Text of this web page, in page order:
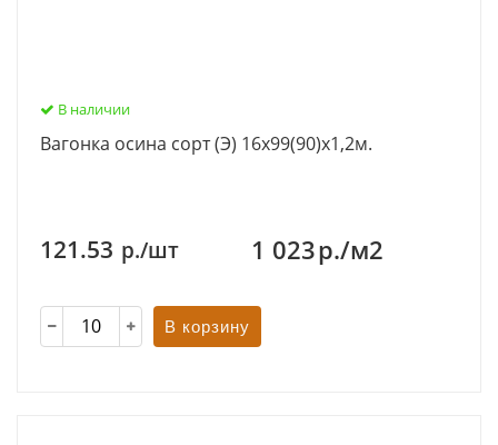
В наличии
Вагонка осина сорт (Э) 16х99(90)х1,2м.
121.53 р./шт 1 023р./м2
В корзину